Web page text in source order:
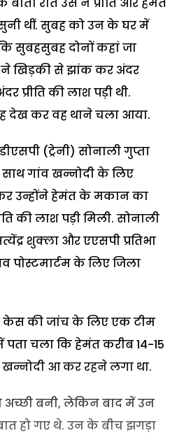
थीं. सुबह को उन के घर में
सुबहसुबह दोनों कहां जा
खिड़की से झांक कर अंदर
प्रीति की लाश पड़ी थी.
देख कर वह थाने चला आया.
(ट्रेनी) सोनाली गुप्ता
गांव खन्नोदी के लिए
उन्होंने हेमंत के मकान का
की लाश पड़ी मिली. सोनाली
शुक्ला और एएसपी प्रतिभा
पोस्टमार्टम के लिए जिला
केस की जांच के लिए एक टीम
चला कि हेमंत करीब 14-15
खन्नोदी आ कर रहने लगा था.
अच्छी बनी, लेकिन बाद में उन
हो गए थे. उन के बीच झगड़ा